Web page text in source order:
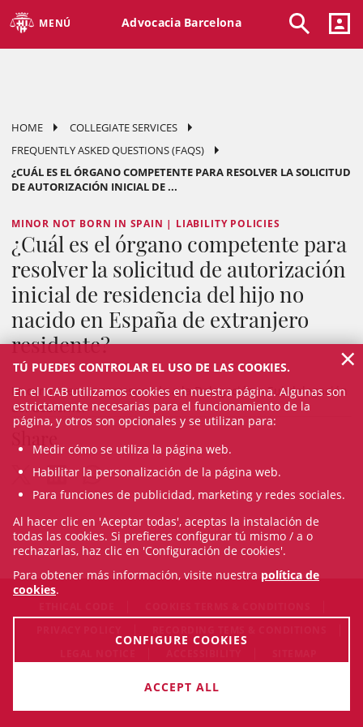
MENÚ Advocacia Barcelona
HOME
COLLEGIATE SERVICES
FREQUENTLY ASKED QUESTIONS (FAQS)
¿CUÁL ES EL ÓRGANO COMPETENTE PARA RESOLVER LA SOLICITUD
DE AUTORIZACIÓN INICIAL DE ...
MINOR NOT BORN IN SPAIN | LIABILITY POLICIES
¿Cuál es el órgano competente para
resolver la solicitud de autorización
inicial de residencia del hijo no
nacido en España de extranjero
residente?
La competencia corresponde a la Delegación o Subdelegación
del Gobierno.
Share
© Sat Aug 08 14:59:12 CEST 2026 Il·lustre Col·legi de l'Advocacia
TÚ PUEDES CONTROLAR EL USO DE LAS COOKIES.
En el ICAB utilizamos cookies en nuestra página. Algunas son
estrictamente necesarias para el funcionamiento de la
página, y otros son opcionales y se utilizan para:
Medir cómo se utiliza la página web.
Habilitar la personalización de la página web.
Para funciones de publicidad, marketing y redes sociales.
Al hacer clic en 'Aceptar todas', aceptas la instalación de
todas las cookies. Si prefieres configurar tú mismo / a o
rechazarlas, haz clic en 'Configuración de cookies'.
Para obtener más información, visite nuestra política de
cookies.
CONFIGURE COOKIES
ACCEPT ALL
×